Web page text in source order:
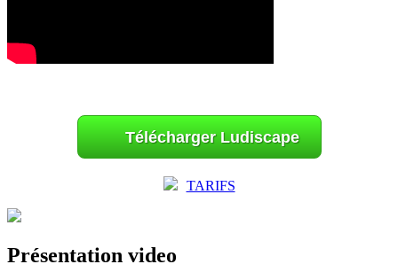
Télécharger Ludiscape
TARIFS
Présentation video